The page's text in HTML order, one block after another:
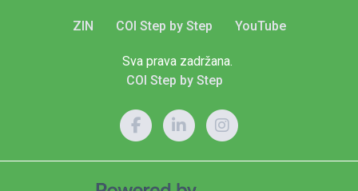
ZIN COI Step by Step YouTube
Sva prava zadržana.
COI Step by Step